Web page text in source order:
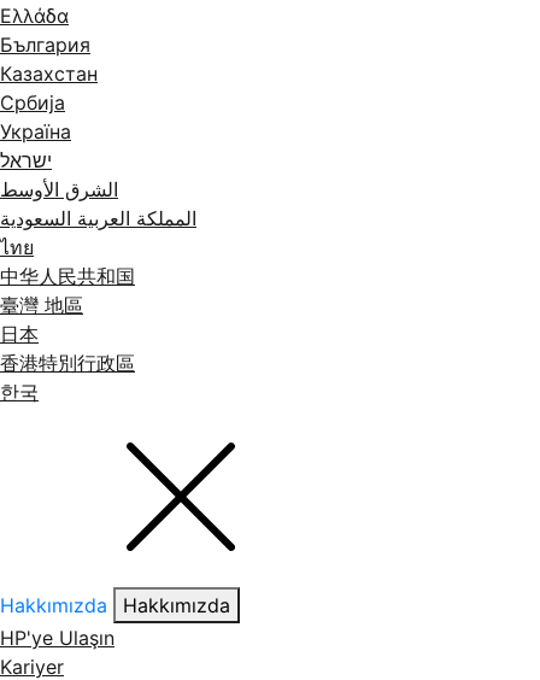
Ελλάδα
България
Казахстан
Србија
Україна
ישראל
الشرق الأوسط
المملكة العربية السعودية
ไทย
中华人民共和国
臺灣 地區
日本
香港特別行政區
한국
Hakkımızda
Hakkımızda
HP'ye Ulaşın
Kariyer